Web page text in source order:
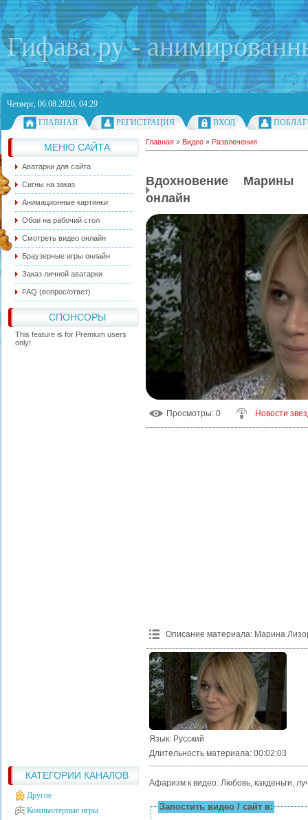
Гифава.ру -
Четверг, 06.08.2026, 04:29
ГЛАВНАЯ
РЕГИСТРАЦИЯ ВХОД
МЕНЮ САЙТА
Аватарки для сайта
Сигны на заказ
Анимационные картинки
Обои на рабочий стол
Смотреть видео онлайн
Браузерные игры онлайн
Заказ личной аватарки
FAQ (вопрос/ответ)
СПОНСОРЫ
This feature is for Premium users
only!
КАТЕГОРИИ КАНАЛОВ
Другое
Компьютерные игры
Главная » Видео » Развлечения
Вдохновение Марины
онлайн
Просмотры: 0 Новости
Описание материала: Марина
Язык: Русский
Длительность материала: 00:02:03
Афаризм к видео: Любовь, какденьги,
Запостить видео / сайт в: